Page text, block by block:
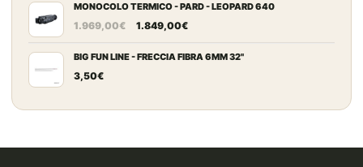
MONOCOLO TERMICO - PARD - LEOPARD 640
1.969,00€
Il
originale
1.849,00€Il
attuale
BIG FUN LINE - FRECCIA FIBRA 6MM 32"
3,50€